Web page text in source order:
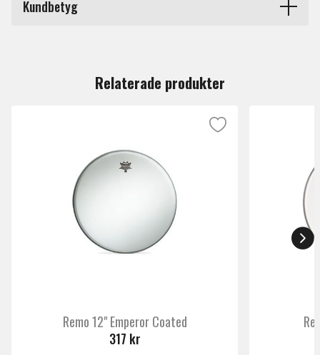
produktionsmetoder.
Kundbetyg
Relaterade produkter
Remo 12" Emperor Coated
317 kr